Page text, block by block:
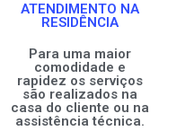
ATENDIMENTO NA
RESIDÊNCIA
Para uma maior
comodidade e
rapidez os serviços
são realizados na
casa do cliente ou na
assistência técnica.